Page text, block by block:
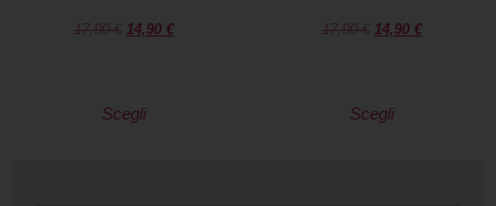
17,90€ 14,90 €
Scegli
17,90€ 14,90 €
Scegli